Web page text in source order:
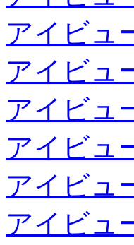
アイビュ
アイビュ
アイビュ
アイビュ
アイビュ
アイビュ